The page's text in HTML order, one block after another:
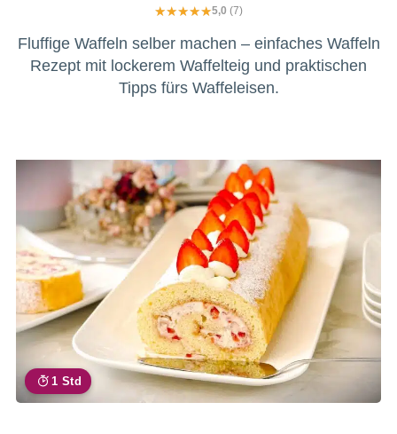
5,0 (7)
Fluffige Waffeln selber machen – einfaches Waffeln
Rezept mit lockerem Waffelteig und praktischen
Tipps fürs Waffeleisen.
1 Std